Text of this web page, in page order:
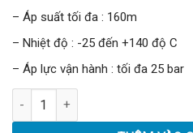
– Áp suất tối đa : 160m
– Nhiệt độ : -25 đến +140 độ C
– Áp lực vận hành : tối đa 25 bar
Bơm Grundfos trục ngang khớp